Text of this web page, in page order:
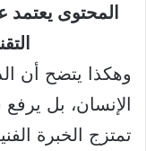
المحتوى يعتمد
وهكذا يتضح أن
الإنسان، بل
تمتزج الخبرة